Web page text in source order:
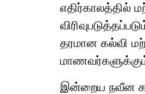
எதிர்காலத்தில்
தரமான கல்வி
இன்றைய நவீன